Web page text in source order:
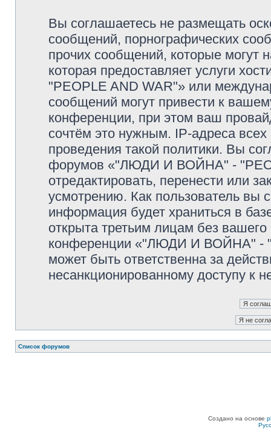
Вы соглашаетесь не размещать
сообщений, порнографических
прочих сообщений, которые могут
которая предоставляет услуги
"PEOPLE AND WAR"» или
сообщений могут привести к
конференции, при этом ваш
сочтём это нужным. IP-адреса
проведения такой политики. Вы
форумов «"ЛЮДИ И ВОЙНА" -
отредактировать, перенести или
усмотрению. Как пользователь вы
информация будет храниться в
открыта третьим лицам без
конференции «"ЛЮДИ И ВОЙНА" -
может быть ответственна за
несанкционированному доступу к
Список форумов
Создано на основе